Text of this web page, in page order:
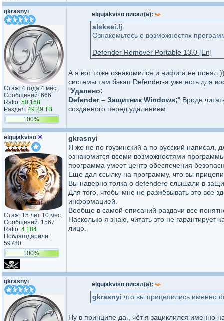
gkrasnyi
Стаж: 4 года 4 мес.
Сообщений: 666
Ratio: 50.168
Раздал: 49.29 TB
100%
elgujakviso писал(а):
aleksei.lj
Ознакомьтесь о возможностях
Defender Remover Portable 13.0 [En]
А я вот тоже ознакомился и нифига не понял
системы там бэкап Defender-а уже есть для
"Удалено:
Defender – Защитник Windows;" Вроде
созданного перед удалением
elgujakviso ®
Стаж: 15 лет 10 мес.
Сообщений: 1567
Ratio: 4.184
Поблагодарили:
59780
100%
gkrasnyi
Я же не по грузинский а по русский написал,
ознакомится всеми возможностями
программа умеет центр обеспечения
Еще дал ссылку на программу, что вы
Вы наверно толка о defendere слышали в
Для того, чтобы мне не разжёвывать это все
информацией.
Вообще в самой описаний раздачи все
Насколько я знаю, читать это не
лицо.
gkrasnyi elgujakviso писал(а):
gkrasnyi что вы прицепились именно
Ну в принципе да , чёт я зациклился именно